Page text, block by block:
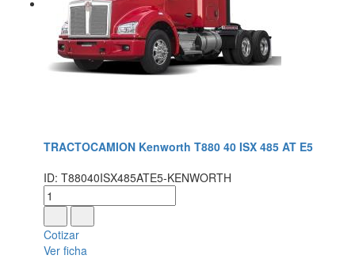
TRACTOCAMION Kenworth T880 40 ISX 485 AT E5
ID: T88040ISX485ATE5-KENWORTH
Cotizar
Ver ficha